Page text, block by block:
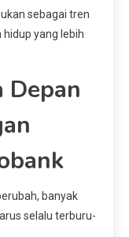
sebagai tren
yang lebih
Depan
banyak
selalu terburu-